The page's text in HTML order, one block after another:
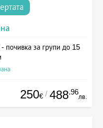
почивка за групи до 15
250€ / 488.96
лв.